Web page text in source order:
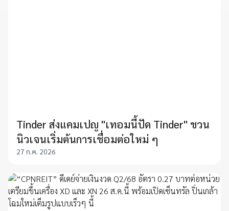
Tinder ส่งแคมเปญ "เทอมนี้ปัด Tinder" ชวน
นิวเจนเริ่มต้นการเชื่อมต่อใหม่ ๆ
27 ก.ค. 2026